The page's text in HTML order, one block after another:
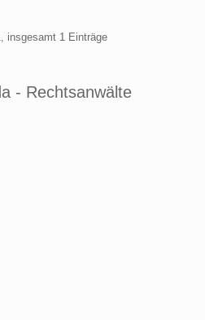
insgesamt 1 Einträge
- Rechtsanwälte